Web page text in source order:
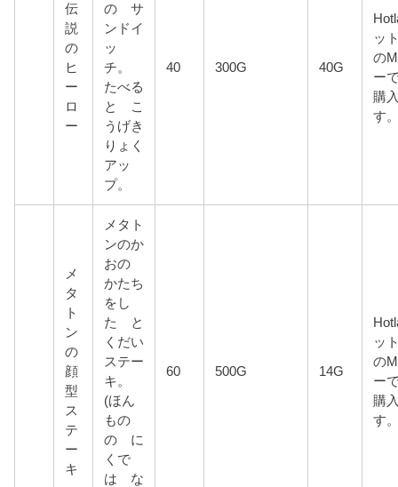
伝
説
の
ヒ
ー
ロ
ー
の サ
ンドイ
ッ
チ。
たべる
と こ
うげき
りょく
アッ
プ。
40 300G 40G
ッ
の
ー
購
す
メ
タ
ト
ン
の
顔
型
ス
テ
ー
キ
メタト
ンのか
おの
かたち
をし
た と
くだい
ステー
キ。
(ほん
もの
の に
くで
は な
60 500G 14G
ッ
の
ー
購
す